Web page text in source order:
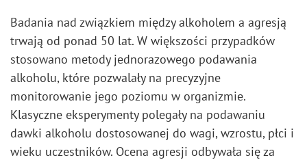
Badania nad związkiem między alkoholem a agresją
trwają od ponad 50 lat. W większości przypadków
stosowano metody jednorazowego podawania
alkoholu, które pozwalały na precyzyjne
monitorowanie jego poziomu w organizmie.
Klasyczne eksperymenty polegały na podawaniu
dawki alkoholu dostosowanej do wagi, wzrostu, płci i
wieku uczestników. Ocena agresji odbywała się za